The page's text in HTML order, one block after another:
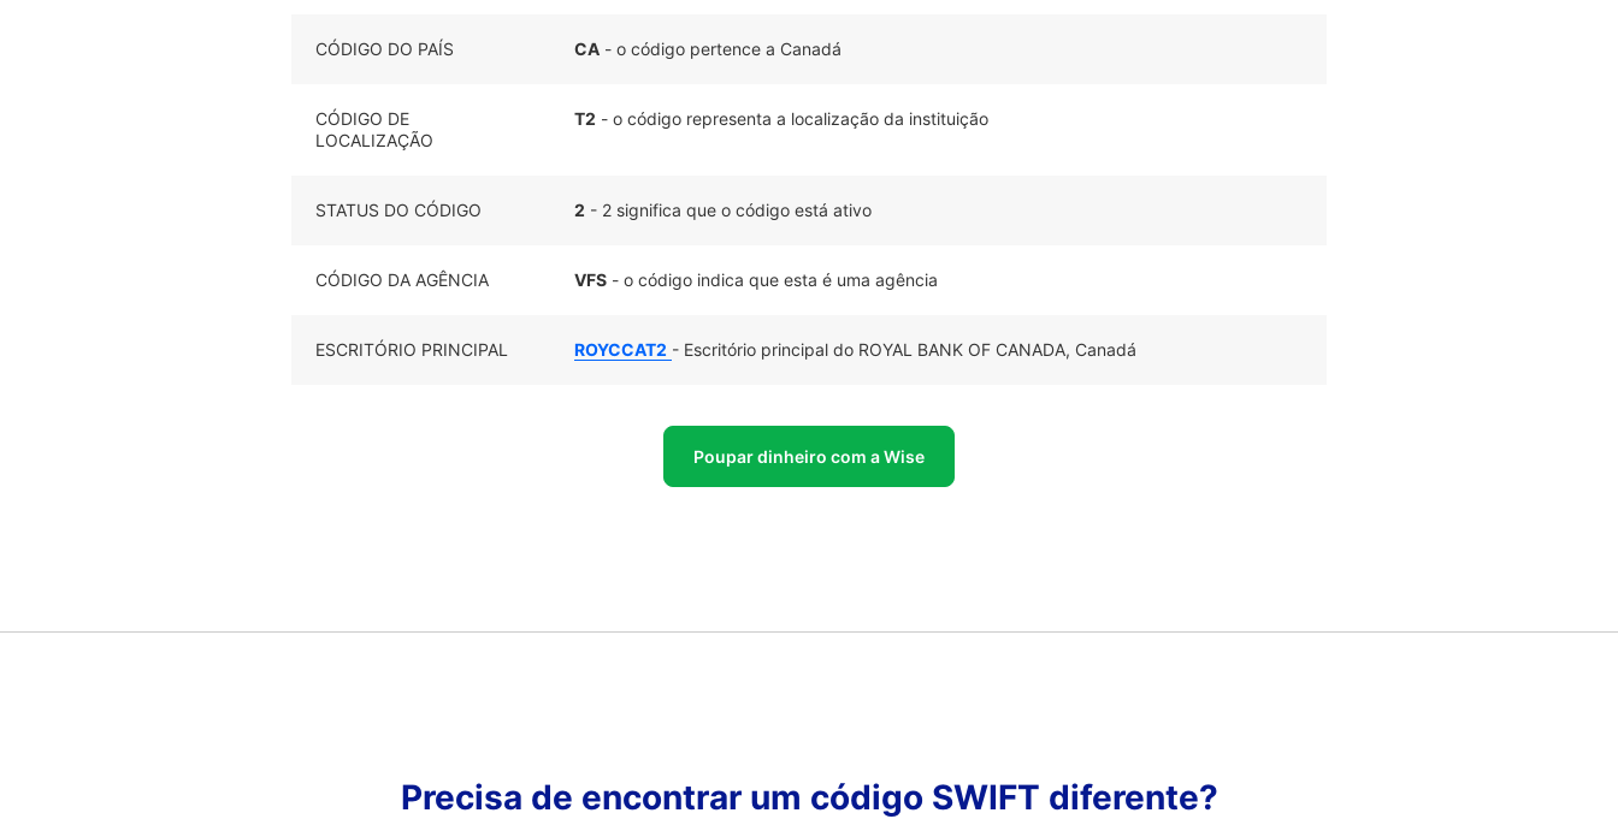
CÓDIGO DO PAÍS CA - o código pertence a Canadá
CÓDIGO DE
LOCALIZAÇÃO
T2 - o código representa a localização da instituição
STATUS DO CÓDIGO 2 - 2 significa que o código está ativo
CÓDIGO DA AGÊNCIA VFS - o código indica que esta é uma agência
ESCRITÓRIO PRINCIPAL ROYCCAT2 - Escritório principal do ROYAL BANK OF CANADA, Canadá
Poupar dinheiro com a Wise
Precisa de encontrar um código SWIFT diferente?